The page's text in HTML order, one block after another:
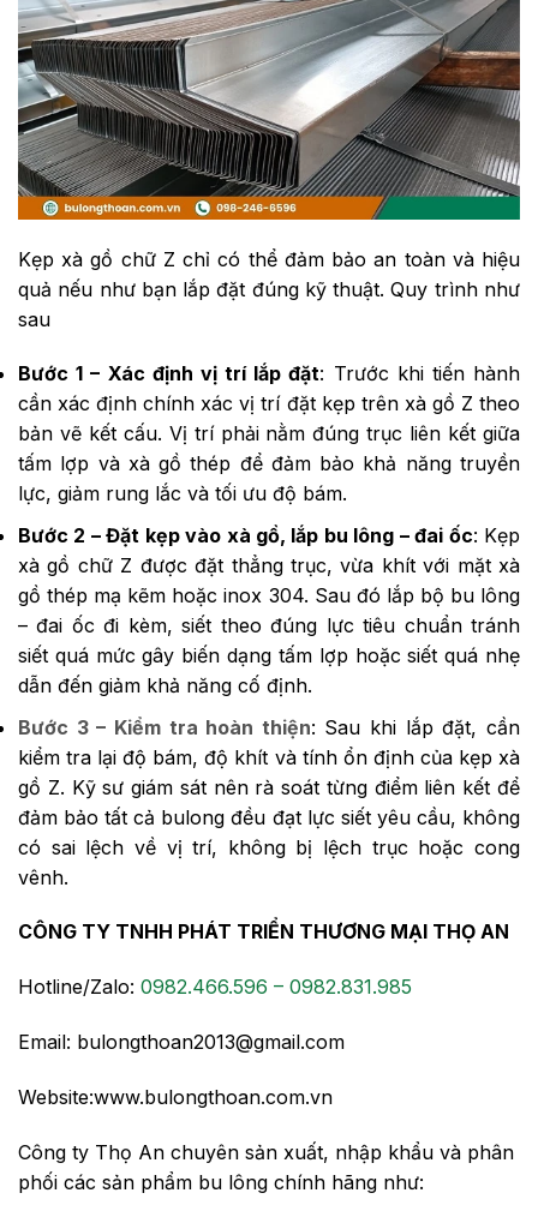
Kẹp xà gồ chữ Z chỉ có thể đảm bảo an toàn và hiệu
quả nếu như bạn lắp đặt đúng kỹ thuật. Quy trình như
sau
Bước 1 – Xác định vị trí lắp đặt: Trước khi tiến hành
cần xác định chính xác vị trí đặt kẹp trên xà gồ Z theo
bản vẽ kết cấu. Vị trí phải nằm đúng trục liên kết giữa
tấm lợp và xà gồ thép để đảm bảo khả năng truyền
lực, giảm rung lắc và tối ưu độ bám.
Bước 2 – Đặt kẹp vào xà gồ, lắp bu lông – đai ốc: Kẹp
xà gồ chữ Z được đặt thẳng trục, vừa khít với mặt xà
gồ thép mạ kẽm hoặc inox 304. Sau đó lắp bộ bu lông
– đai ốc đi kèm, siết theo đúng lực tiêu chuẩn tránh
siết quá mức gây biến dạng tấm lợp hoặc siết quá nhẹ
dẫn đến giảm khả năng cố định.
Bước 3 – Kiểm tra hoàn thiện: Sau khi lắp đặt, cần
kiểm tra lại độ bám, độ khít và tính ổn định của kẹp xà
gồ Z. Kỹ sư giám sát nên rà soát từng điểm liên kết để
đảm bảo tất cả bulong đều đạt lực siết yêu cầu, không
có sai lệch về vị trí, không bị lệch trục hoặc cong
vênh.
CÔNG TY TNHH PHÁT TRIỂN THƯƠNG MẠI THỌ AN
Hotline/Zalo: 0982.466.596 – 0982.831.985
Email: bulongthoan2013@gmail.com
Website:www.bulongthoan.com.vn
Công ty Thọ An chuyên sản xuất, nhập khẩu và phân
phối các sản phẩm bu lông chính hãng như: